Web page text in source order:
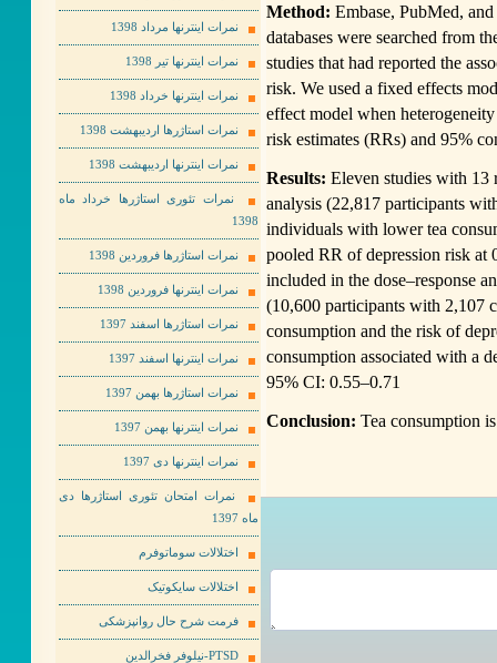
Method: Embase, PubMed,
databases were searched from
studies that had reported the
risk. We used a fixed effects
effect model when
risk estimates (RRs) and 95%
Results: Eleven studies with 13
analysis (22,817 participants
individuals with lower tea
pooled RR of depression risk
included in the dose–response
(10,600 participants with 2,107
consumption and the risk of
consumption associated with a
95% CI: 0.55–0.71
Conclusion: Tea consumption
نمرات اینترنها مرداد 1398
نمرات اینترنها تیر 1398
نمرات اینترنها خرداد 1398
نمرات استاژرها اردیبهشت 1398
نمرات اینترنها اردیبهشت 1398
نمرات تئوری استاژرها خرداد ماه
1398
نمرات استاژرها فروردین 1398
نمرات اینترنها فروردین 1398
نمرات استاژرها اسفند 1397
نمرات اینترنها اسفند 1397
نمرات استاژرها بهمن 1397
نمرات اینترنها بهمن 1397
نمرات اینترنها دی 1397
نمرات امتحان تئوری استاژرها دی
ماه 1397
اختلالات سوماتوفرم
اختلالات سایکوتیک
فرمت شرح حال روانپزشکی
PTSD-نیلوفر فخرالدین